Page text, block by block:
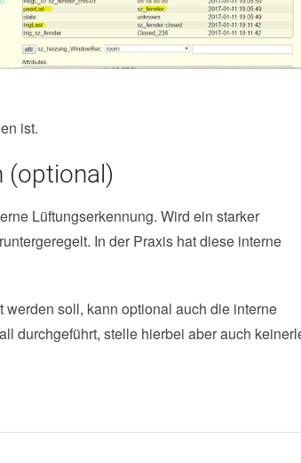
ist.
(optional)
Lüftungserkennung. Wird ein starker
In der Praxis hat diese interne
werden soll, kann optional auch die interne
durchgeführt, stelle hierbei aber auch